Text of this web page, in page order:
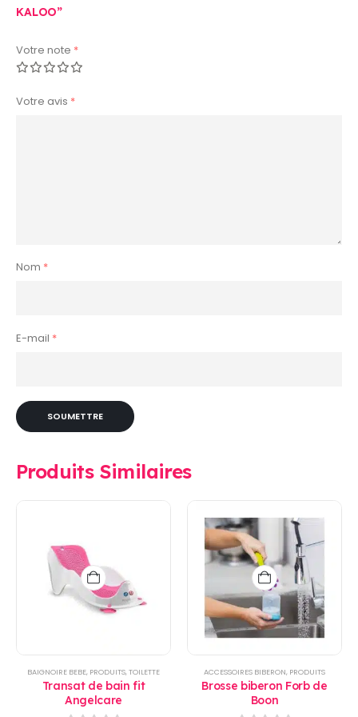
KALOO”
Votre note *
Votre avis *
Nom *
E-mail *
Produits Similaires
BAIGNOIRE BEBE, PRODUITS,TOILETTE
Transat de bain fit
Angelcare
ACCESSOIRES BIBERON, PRODUITS
Brosse biberon Forb de
Boon